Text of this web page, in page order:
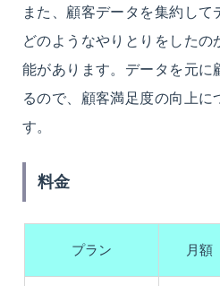
また、顧客データを集約して
どのようなやりとりをしたの
能があります。データを元に
るので、顧客満足度の向上に
す。
料金
プラン 月額